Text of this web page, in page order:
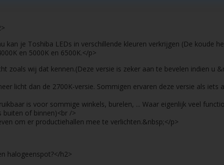
kan je Toshiba LEDs in verschillende kleuren verkrijgen (De koude
en 5000K en 6500K.</p>
zoals wij dat kennen.(Deze versie is zeker aan te bevelen indien u
licht dan de 2700K-versie. Sommigen ervaren deze versie als
is voor sommige winkels, burelen, ... Waar eigenlijk veel
of binnen)<br />
om er productiehallen mee te verlichten.&nbsp;</p>
halogeenspot?</h2>